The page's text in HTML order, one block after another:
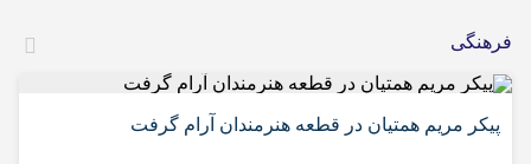
فرهنگی
پیکر مریم همتیان در قطعه هنرمندان آرام گرفت